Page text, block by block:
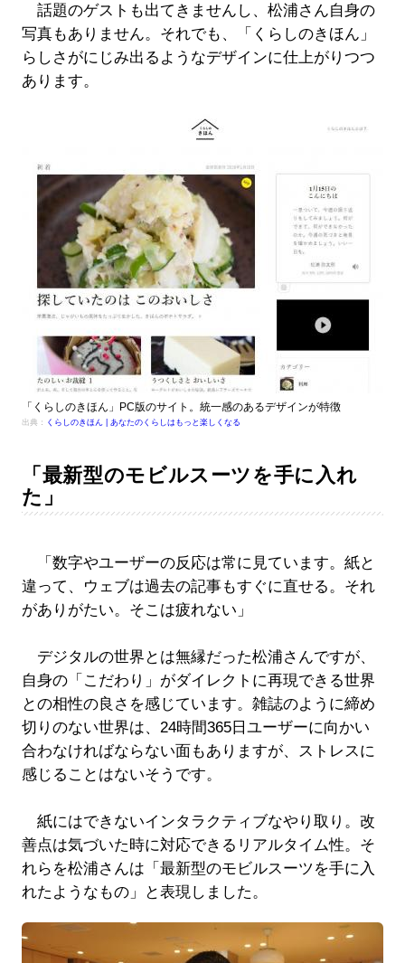
話題のゲストも出てきませんし、松浦さん自身の
写真もありません。それでも、「くらしのきほん」
らしさがにじみ出るようなデザインに仕上がりつつ
あります。
「くらしのきほん」PC版のサイト。統一感のあるデザインが特徴
出典： くらしのきほん | あなたのくらしはもっと楽しくなる
「最新型のモビルスーツを手に入れ
た」
「数字やユーザーの反応は常に見ています。紙と
違って、ウェブは過去の記事もすぐに直せる。それ
がありがたい。そこは疲れない」
デジタルの世界とは無縁だった松浦さんですが、
自身の「こだわり」がダイレクトに再現できる世界
との相性の良さを感じています。雑誌のように締め
切りのない世界は、24時間365日ユーザーに向かい
合わなければならない面もありますが、ストレスに
感じることはないそうです。
紙にはできないインタラクティブなやり取り。改
善点は気づいた時に対応できるリアルタイム性。そ
れらを松浦さんは「最新型のモビルスーツを手に入
れたようなもの」と表現しました。